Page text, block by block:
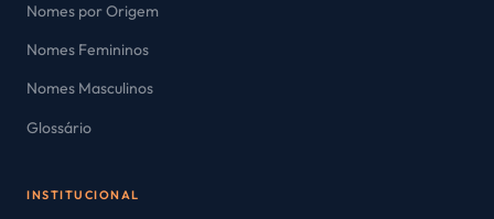
Nomes por Origem
Nomes Femininos
Nomes Masculinos
Glossário
INSTITUCIONAL